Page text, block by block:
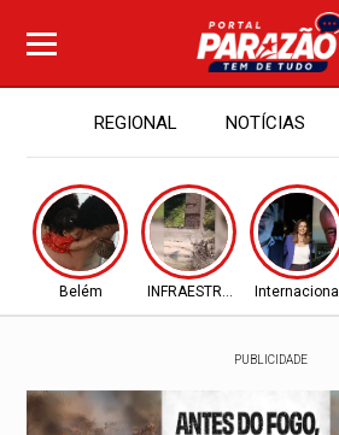
REGIONAL NOTÍCIAS
Belém INFRAESTRUTURAInternacional
PUBLICIDADE